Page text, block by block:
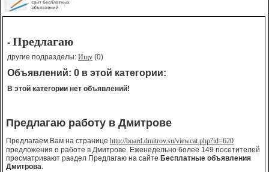
- Предлагаю
другие подразделы: Ищу (0)
Объявлений: 0 в этой категории:
В этой категории нет объявлений!
Предлагаю работу в Дмитрове
Предлагаем Вам на странице http://board.dmitrov.su/viewcat.php?id=620
предложения о работе в Дмитрове. Еженедельно более 149 посетителей
просматривают раздел Предлагаю на сайте Бесплатные объявления
Дмитрова.